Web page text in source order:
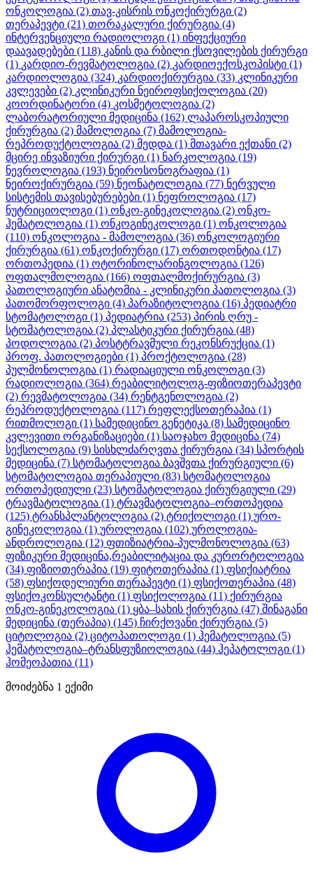
ონკოლოგია (2) თავ-კისრის ონკოქირურგი (2)
თერაპევტი (21) თორაკალური ქირურგია (4)
ინტერვენციული რადიოლოგი (1) ინფექციური
დაავადებები (118) კანის და რბილი ქსოვილების ქირურგი
(1) კარდიო-რევმატოლოგია (2) კარდიოექოსკოპისტი (1)
კარდიოლოგია (324) კარდიოქირურგია (33) კლინიკური
კვლევები (2) კლინიკური ნეიროფსიქოლოგია (20)
კოორდინატორი (4) კოსმეტოლოგია (2)
ლაბორატორიული მედიცინა (162) ლაპაროსკოპიული
ქირურგია (2) მამოლოგია (7) მამოლოგია-
რეპროდუქტოლოგია (2) მედდა (1) მთავარი ექთანი (2)
მცირე ინვაზიური ქირურგი (1) ნარკოლოგია (19)
ნევროლოგია (193) ნეიროსონოგრაფია (1)
ნეიროქირურგია (59) ნეონატოლოგია (77) ნერვული
სისტემის თავისებურებები (1) ნეფროლოგია (17)
ნუტრიციოლოგი (1) ონკო-გინეკოლოგია (2) ონკო-
ჰემატოლოგია (1) ონკოგინეკოლოგი (1) ონკოლოგია
(110) ონკოლოგია - მამოლოგია (36) ონკოლოგიური
ქირურგია (61) ონკოქირურგი (17) ორთოდონტია (17)
ორთოპედია (1) ოტორინოლარინგოლოგია (126)
ოფთალმოლოგია (166) ოფთალმოქირურგია (3)
პათოლოგიური ანატომია - კლინიკური პათოლოგია (3)
პათომორფოლოგი (4) პარაზიტოლოგია (16) პედიატრი
სტომატოლოგი (1) პედიატრია (253) პირის ღრუ -
სტომატოლოგია (2) პლასტიკური ქირურგია (48)
პოდოლოგია (2) პოსტტრავმული რეკონსრუქცია (1)
პროფ. პათოლოგიები (1) პროქტოლოგია (28)
პულმონოლოგია (1) რადიაციული ონკოლოგი (3)
რადიოლოგია (364) რეაბილიტოლოგ-ფიზიოთერაპევტი
(2) რევმატოლოგია (34) რენტგენოლოგია (2)
რეპროდუქტოლოგია (117) რეფლექსოთერაპია (1)
რითმოლოგი (1) სამედიცინო გენეტიკა (8) სამედიცინო
კვლევითი ორგანიზაციები (1) საოჯახო მედიცინა (74)
სექსოლოგია (9) სისხლძარღვთა ქირურგია (34) სპორტის
მედიცინა (7) სტომატოლოგია ბავშვთა ქირურგიული (6)
სტომატოლოგია თერაპიული (83) სტომატოლოგია
ორთოპედიული (23) სტომატოლოგია ქირურგიული (29)
ტრავმატოლოგია (1) ტრავმატოლოგია–ორთოპედია
(125) ტრანსპლანტოლოგია (2) ტრიქოლოგი (1) ურო-
გინეკოლოგია (1) უროლოგია (102) უროლოგია-
ანდროლოგია (12) ფთიზიატრია-პულმონოლოგია (63)
ფიზიკური მედიცინა,რეაბილიტაცია და კურორტოლოგია
(34) ფიზიოთერაპია (19) ფიტოთერაპია (1) ფსიქიატრია
(58) ფსიქოდელიური თერაპევტი (1) ფსიქოთერაპია (48)
ფსიქოკონსულტანტი (1) ფსიქოლოგია (11) ქირურგია
ონკო-გინეკოლოგია (1) ყბა–სახის ქირურგია (47) შინაგანი
მედიცინა (თერაპია) (145) ჩირქოვანი ქირურგია (5)
ციტოლოგია (2) ციტოპათოლოგი (1) ჰემატოლოგია (5)
ჰემატოლოგია–ტრანსფუზიოლოგია (44) ჰეპატოლოგი (1)
ჰომეოპათია (11)
მოიძებნა 1 ექიმი